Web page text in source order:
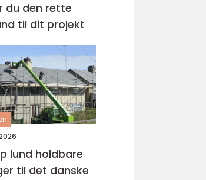
du den rette
til dit projekt
holdbare
til det danske